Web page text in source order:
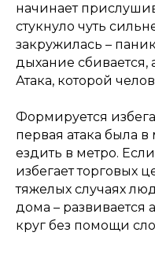
начинает
стукнуло чуть
закружилась –
дыхание сбивается,
Атака, которой
Формируется
первая атака была в
ездить в метро.
избегает торговых
тяжелых случаях
дома – развивается
круг без помощи